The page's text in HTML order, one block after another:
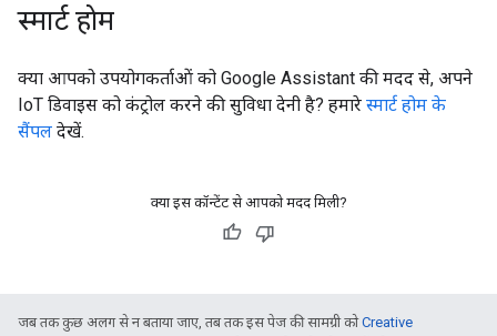
स्मार्ट होम
क्या आपको उपयोगकर्ताओं को Google Assistant की मदद से, अपने
IoT डिवाइस को कंट्रोल करने की सुविधा देनी है? हमारे स्मार्ट होम के
सैंपल देखें.
क्या इस कॉन्टेंट से आपको मदद मिली?
जब तक कुछ अलग से न बताया जाए, तब तक इस पेज की सामग्री कोCreative